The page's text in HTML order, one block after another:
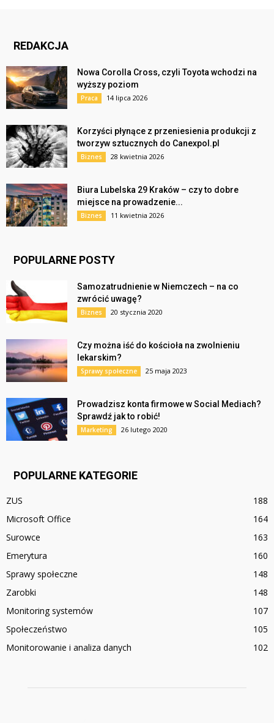
REDAKCJA
Nowa Corolla Cross, czyli Toyota wchodzi na
wyższy poziom
Praca 14 lipca 2026
Korzyści płynące z przeniesienia produkcji z
tworzyw sztucznych do Canexpol.pl
Biznes 28 kwietnia 2026
Biura Lubelska 29 Kraków – czy to dobre
miejsce na prowadzenie...
Biznes 11 kwietnia 2026
POPULARNE POSTY
Samozatrudnienie w Niemczech – na co
zwrócić uwagę?
Biznes 20 stycznia 2020
Czy można iść do kościoła na zwolnieniu
lekarskim?
Sprawy społeczne 25 maja 2023
Prowadzisz konta firmowe w Social Mediach?
Sprawdź jak to robić!
Marketing 26 lutego 2020
POPULARNE KATEGORIE
ZUS
188
Microsoft Office
164
Surowce
163
Emerytura
160
Sprawy społeczne
148
Zarobki
148
Monitoring systemów
107
Społeczeństwo
105
Monitorowanie i analiza danych
102